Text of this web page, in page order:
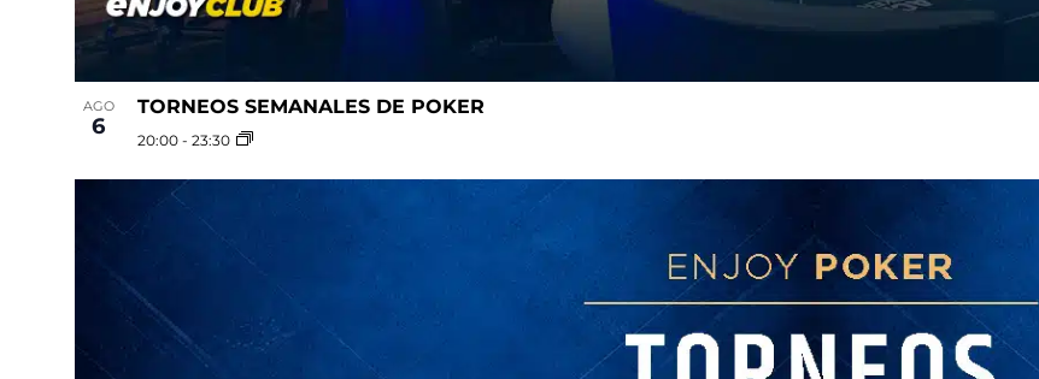
AGO
6
TORNEOS SEMANALES DE POKER
20:00 - 23:30